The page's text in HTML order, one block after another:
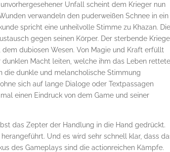
Unfall scheint dem Krieger nun
verwandeln den puderweißen Schnee in ein
spricht eine unheilvolle Stimme zu Khazan. Die
gegen seinen Körper. Der sterbende
dubiosen Wesen. Von Magie und Kraft erfüllt
Macht leiten, welche ihm das Leben
die dunkle und melancholische Stimmung
sich auf lange Dialoge oder Textpassagen
einen Eindruck von dem Game und seiner
das Zepter der Handlung in die Hand gedrückt.
Und es wird sehr schnell klar, dass
des Gameplays sind die actionreichen Kämpfe.